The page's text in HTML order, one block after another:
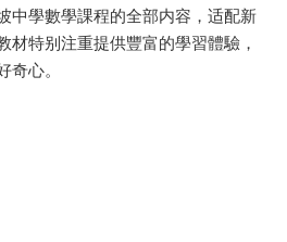
中學數學課程的全部内容，适配新
材特别注重提供豐富的學習體驗，
心。